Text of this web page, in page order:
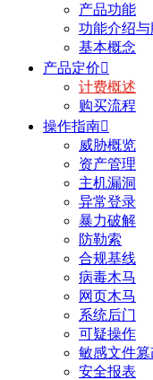
产品功能
功能介绍
基本概念
产品定价
计费概述
购买流程
操作指南
威胁概览
资产管理
主机漏洞
异常登录
暴力破解
防勒索
合规基线
病毒木马
网页木马
系统后门
可疑操作
敏感文件篡
安全报表